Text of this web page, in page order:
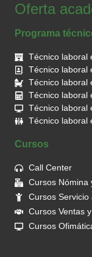
Oferta
Programa
Técnico laboral
Técnico laboral
Técnico laboral
Técnico laboral
Técnico laboral
Técnico laboral
Cursos
Call Center
Cursos Nómina
Cursos Servicio
Cursos Ventas
Cursos